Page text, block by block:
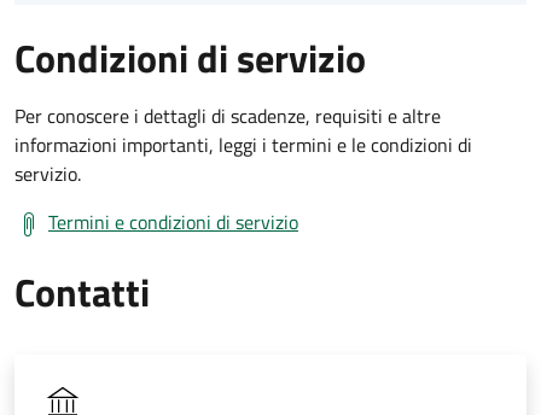
Condizioni di servizio
Per conoscere i dettagli di scadenze, requisiti e altre
informazioni importanti, leggi i termini e le condizioni di
servizio.
Termini e condizioni di servizio
Contatti